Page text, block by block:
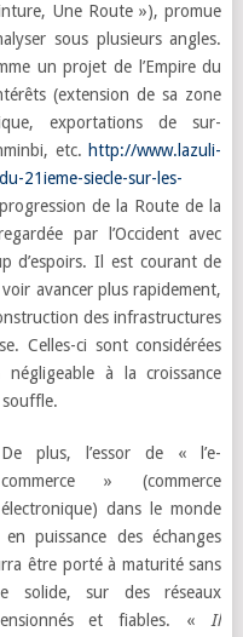
Une Route »), promue
sous plusieurs angles.
un projet de l’Empire du
(extension de sa zone
exportations de sur-
etc. http://www.lazuli-
21ieme-siecle-sur-les-
de la Route de la
par l’Occident avec
d’espoirs. Il est courant de
avancer plus rapidement,
des infrastructures
Celles-ci sont considérées
à la croissance
De plus, l’essor de « l’e-
commerce » (commerce
électronique) dans le monde
puissance des échanges
être porté à maturité sans
solide, sur des réseaux
et fiables. « Il